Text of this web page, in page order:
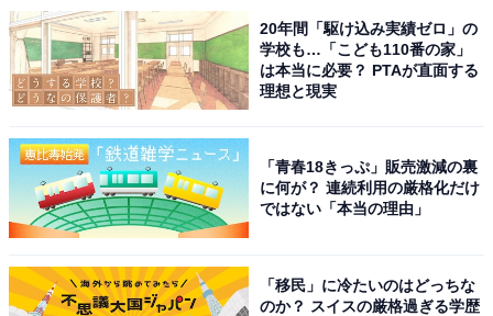
こちらもおすすめ
栃木県の「憧れのナンバープレート」ランキン
グ！ 2位は「那須」、1位は？
1 2
20年間「駆け込み実績ゼロ」の
学校も…「こども110番の家」
は本当に必要？ PTAが直面する
理想と現実
「青春18きっぷ」販売激減の裏
に何が？ 連続利用の厳格化だけ
ではない「本当の理由」
「移民」に冷たいのはどっちな
のか？ スイスの厳格過ぎる学歴